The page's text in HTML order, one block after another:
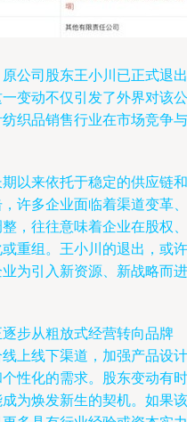
公司股东王小川已正式退出
变动不仅引发了外界对该公
织品销售行业在市场竞争与
以来依托于稳定的供应链和
许多企业面临着渠道变革、
，往往意味着企业在股权、
重组。王小川的退出，或许
为引入新资源、新战略而进
步从粗放式经营转向品牌
上线下渠道，加强产品设计
性化的需求。股东变动有时
为焕发新生的契机。如果该